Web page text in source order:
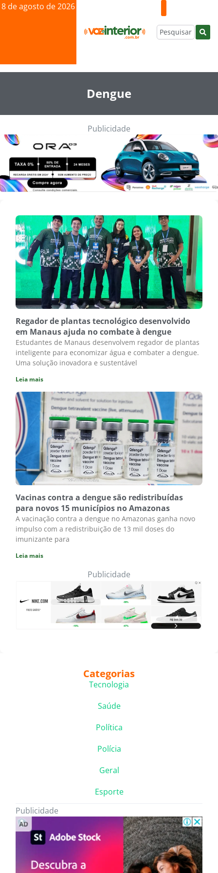
8 de agosto de 2026
Dengue
Publicidade
Regador de plantas tecnológico desenvolvido
em Manaus ajuda no combate à dengue
Estudantes de Manaus desenvolvem regador de plantas
inteligente para economizar água e combater a dengue.
Uma solução inovadora e sustentável
Leia mais
Vacinas contra a dengue são redistribuídas
para novos 15 municípios no Amazonas
A vacinação contra a dengue no Amazonas ganha novo
impulso com a redistribuição de 13 mil doses do
imunizante para
Leia mais
Publicidade
Categorias
Tecnologia
Saúde
Política
Polícia
Geral
Esporte
Publicidade